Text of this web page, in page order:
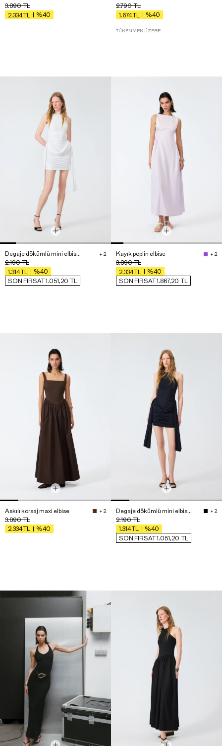
3.890TL
2.334TL %40
2.790TL
1.674TL %40
TÜKENMEK ÜZERE
Degaje dökümlü mini elbise - Premium Edition + 2
2.190TL
1.314TL
%40
SON FIRSAT 1.051,20
TL
Kayık poplin elbise + 2
3.890TL
2.334TL
%40
SON FIRSAT 1.867,20
TL
Askılı korsaj maxi elbise + 2
3.890TL
2.334TL %40
Degaje dökümlü mini elbise - Premium Edition + 2
2.190TL
1.314TL
%40
SON FIRSAT 1.051,20 TL